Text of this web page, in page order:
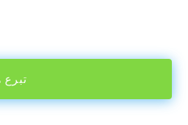
تبرع